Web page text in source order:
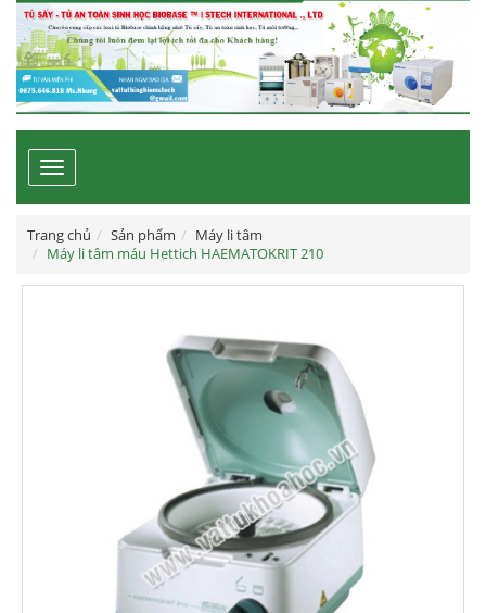
Toggle
navigation
Trang chủ Sản phẩm
Máy li tâm
Máy li tâm máu Hettich HAEMATOKRIT 210